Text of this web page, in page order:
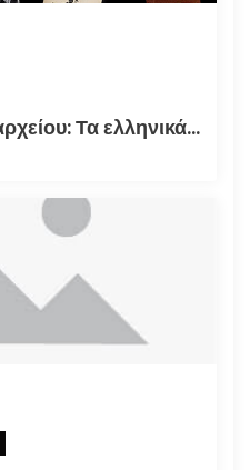
Εκδήλωση // Εκτός αρχείου: Τα ελληνικά φανζίν στην εποχή της τεκμηρίωσης (30.09.2021)